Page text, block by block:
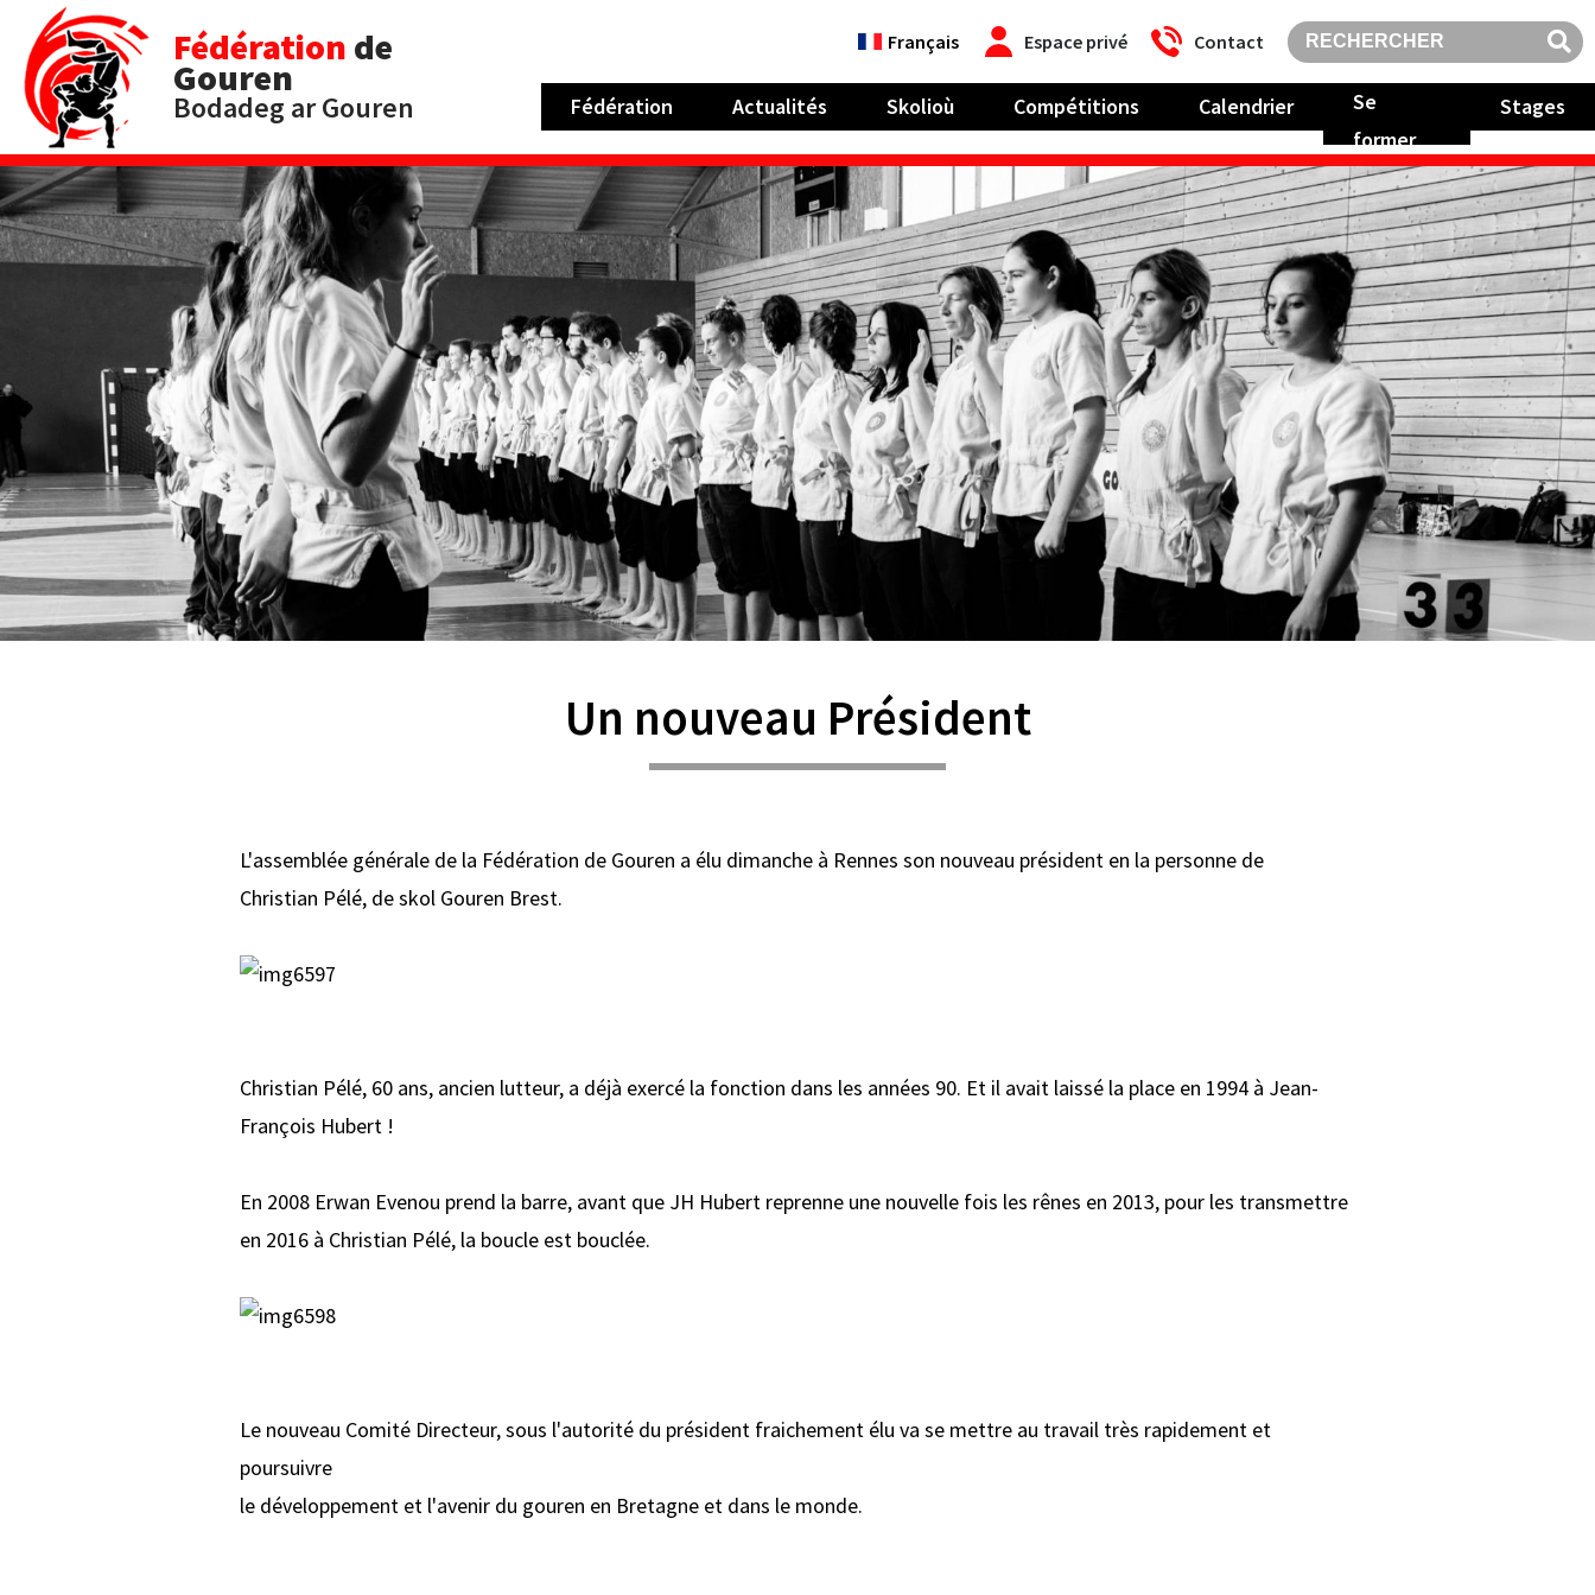
Fédération de
Gouren
Bodadeg ar Gouren
Français Espace privé Contact
Fédération Actualités Skolioù Compétitions Calendrier
Se
former
Stages
Un nouveau Président
L'assemblée générale de la Fédération de Gouren a élu dimanche à Rennes son nouveau président en la personne de
Christian Pélé, de skol Gouren Brest.
Christian Pélé, 60 ans, ancien lutteur, a déjà exercé la fonction dans les années 90. Et il avait laissé la place en 1994 à Jean-
François Hubert !
En 2008 Erwan Evenou prend la barre, avant que JH Hubert reprenne une nouvelle fois les rênes en 2013, pour les transmettre
en 2016 à Christian Pélé, la boucle est bouclée.
Le nouveau Comité Directeur, sous l'autorité du président fraichement élu va se mettre au travail très rapidement et
poursuivre
le développement et l'avenir du gouren en Bretagne et dans le monde.